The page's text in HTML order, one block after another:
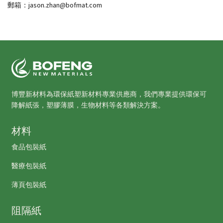
郵箱：jason.zhan@bofmat.com
博豐新材料為環保紙塑新材料專業供應商，我們專業提供環保可
降解紙張，塑膠薄膜，生物材料等各類解決方案。
材料
食品包裝紙
醫療包裝紙
薄頁包裝紙
阻隔紙